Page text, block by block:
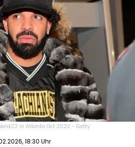
in Atlanta Oct 2022 - Getty
18:30 Uhr